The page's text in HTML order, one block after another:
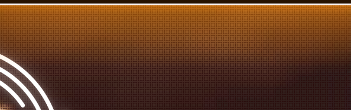
イド
紹介 楽曲データ 詳細楽曲データ
ねんごろチャレンジ EDIT譜面
プレーヤー検索 フレンドリスト
大会とは？
RANKING TOTAL BEST SCORERANKING